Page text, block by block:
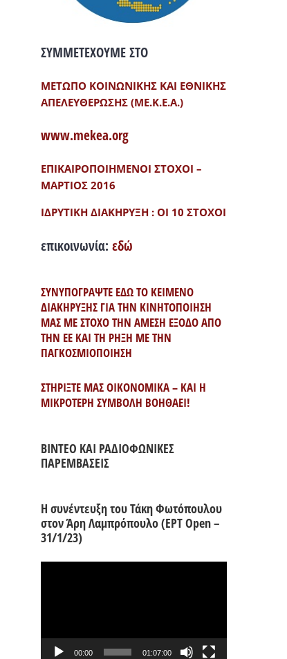
ΣΥΜΜΕΤΕΧΟΥΜΕ ΣΤΟ
ΜΕΤΩΠΟ ΚΟΙΝΩΝΙΚΗΣ ΚΑΙ ΕΘΝΙΚΗΣ
ΑΠΕΛΕΥΘΕΡΩΣΗΣ (ΜΕ.Κ.Ε.Α.)
www.mekea.org
ΕΠΙΚΑΙΡΟΠΟΙΗΜΕΝΟΙ ΣΤΟΧΟΙ –
ΜΑΡΤΙΟΣ 2016
ΙΔΡΥΤΙΚΗ ΔΙΑΚΗΡΥΞΗ : ΟΙ 10 ΣΤΟΧΟΙ
επικοινωνία: εδώ
ΣΥΝΥΠΟΓΡΑΨΤΕ ΕΔΩ ΤΟ ΚΕΙΜΕΝΟ
ΔΙΑΚΗΡΥΞΗΣ ΓΙΑ ΤΗΝ ΚΙΝΗΤΟΠΟΙΗΣΗ
ΜΑΣ ΜΕ ΣΤΟΧΟ ΤΗΝ ΑΜΕΣΗ ΕΞΟΔΟ ΑΠΟ
ΤΗΝ ΕΕ ΚΑΙ ΤΗ ΡΗΞΗ ΜΕ ΤΗΝ
ΠΑΓΚΟΣΜΙΟΠΟΙΗΣΗ
ΣΤΗΡΙΞΤΕ ΜΑΣ ΟΙΚΟΝΟΜΙΚΑ – ΚΑΙ Η
ΜΙΚΡΟΤΕΡΗ ΣΥΜΒΟΛΗ ΒΟΗΘΑΕΙ!
ΒΙΝΤΕΟ ΚΑΙ ΡΑΔΙΟΦΩΝΙΚΕΣ
ΠΑΡΕΜΒΑΣΕΙΣ
Η συνέντευξη του Τάκη Φωτόπουλου
στον Άρη Λαμπρόπουλο (ΕΡΤ Open –
31/1/23)
00:00 01:07:00